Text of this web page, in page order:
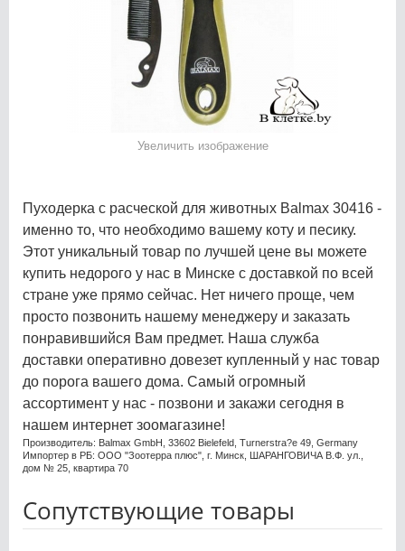
Увеличить изображение
Пуходерка с расческой для животных Balmax 30416 -
именно то, что необходимо вашему коту и песику.
Этот уникальный товар по лучшей цене вы можете
купить недорого у нас в Минске с доставкой по всей
стране уже прямо сейчас. Нет ничего проще, чем
просто позвонить нашему менеджеру и заказать
понравившийся Вам предмет. Наша служба
доставки оперативно довезет купленный у нас товар
до порога вашего дома. Самый огромный
ассортимент у нас - позвони и закажи сегодня в
нашем интернет зоомагазине!
Производитель: Balmax GmbH, 33602 Bielefeld, Turnerstra?e 49, Germany
Импортер в РБ: ООО "Зоотерра плюс", г. Минск, ШАРАНГОВИЧА В.Ф. ул.,
дом № 25, квартира 70
Сопутствующие товары